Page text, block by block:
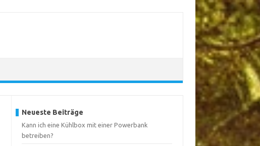
Neueste Beiträge
Kann ich eine Kühlbox mit einer Powerbank
betreiben?